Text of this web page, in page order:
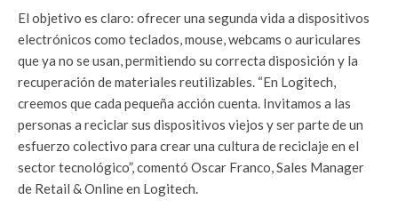
El objetivo es claro: ofrecer una segunda vida a dispositivos
electrónicos como teclados, mouse, webcams o auriculares
que ya no se usan, permitiendo su correcta disposición y la
recuperación de materiales reutilizables. “En Logitech,
creemos que cada pequeña acción cuenta. Invitamos a las
personas a reciclar sus dispositivos viejos y ser parte de un
esfuerzo colectivo para crear una cultura de reciclaje en el
sector tecnológico”, comentó Oscar Franco, Sales Manager
de Retail & Online en Logitech.